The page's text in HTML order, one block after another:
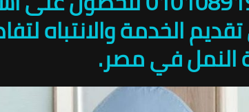
الخدمة والانتباه
النمل في مصر.